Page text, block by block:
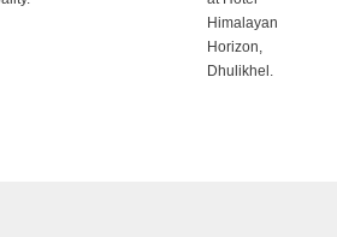
Himalayan
Horizon,
Dhulikhel.